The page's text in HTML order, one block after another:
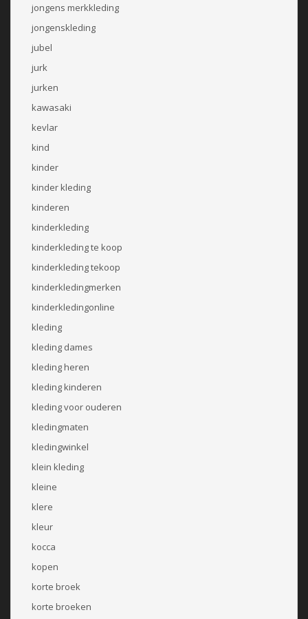
jongens merkkleding
jongenskleding
jubel
jurk
jurken
kawasaki
kevlar
kind
kinder
kinder kleding
kinderen
kinderkleding
kinderkleding te koop
kinderkleding tekoop
kinderkledingmerken
kinderkledingonline
kleding
kleding dames
kleding heren
kleding kinderen
kleding voor ouderen
kledingmaten
kledingwinkel
klein kleding
kleine
klere
kleur
kocca
kopen
korte broek
korte broeken